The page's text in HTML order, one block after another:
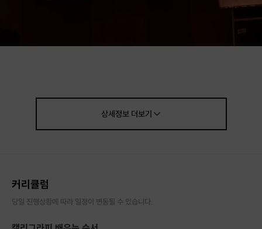
✔ 캘리그라피를 궁금해하는 분
처음 시작하는 분
2시간 동안 마음 편안히 힐링할 수 있는
상세정보더보기
커리큘럼
당일 진행상황에 따라 일정이 변동될 수 있습니다.